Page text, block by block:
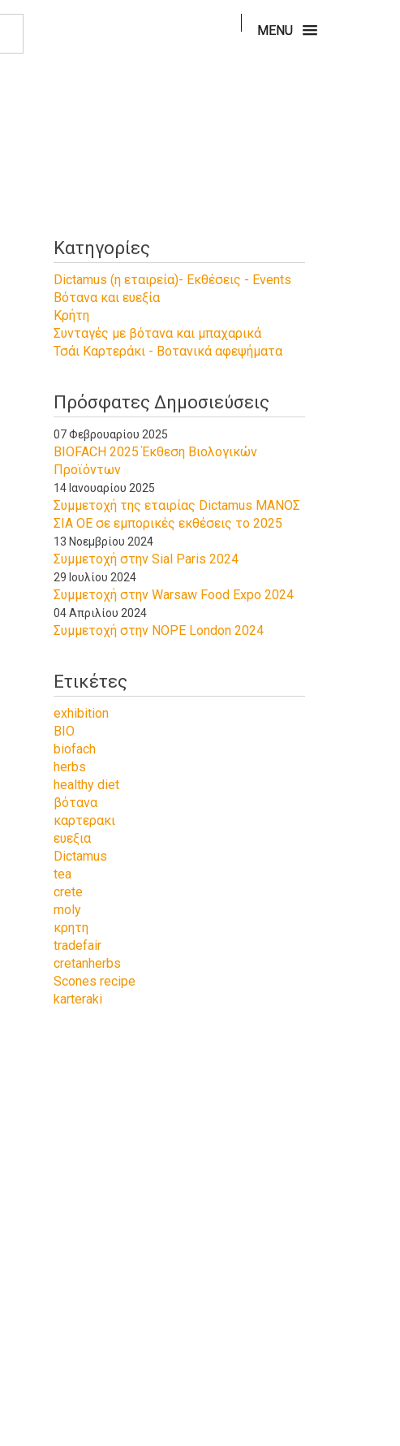
MENU
Κατηγορίες
Dictamus (η εταιρεία)- Εκθέσεις - Events
Βότανα και ευεξία
Κρήτη
Συνταγές με βότανα και μπαχαρικά
Τσάι Καρτεράκι - Βοτανικά αφεψήματα
Πρόσφατες Δημοσιεύσεις
07 Φεβρουαρίου 2025
BIOFACH 2025 Έκθεση Βιολογικών
Προϊόντων
14 Ιανουαρίου 2025
Συμμετοχή της εταιρίας Dictamus ΜΑΝΟΣ
ΣΙΑ ΟΕ σε εμπορικές εκθέσεις το 2025
13 Νοεμβρίου 2024
Συμμετοχή στην Sial Paris 2024
29 Ιουλίου 2024
Συμμετοχή στην Warsaw Food Expo 2024
04 Απριλίου 2024
Συμμετοχή στην NOPE London 2024
Ετικέτες
exhibition
BIO
biofach
herbs
healthy diet
βότανα
καρτερακι
ευεξια
Dictamus
tea
crete
moly
κρητη
tradefair
cretanherbs
Scones recipe
karteraki